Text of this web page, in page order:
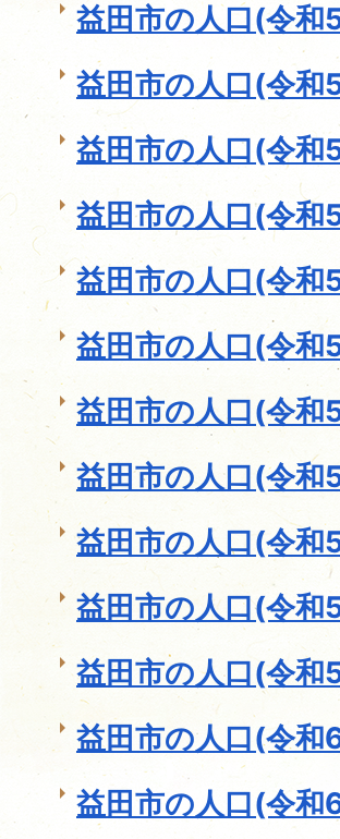
益田市の人口(令和
益田市の人口(令和
益田市の人口(令和
益田市の人口(令和
益田市の人口(令和
益田市の人口(令和
益田市の人口(令和
益田市の人口(令和
益田市の人口(令和
益田市の人口(令和
益田市の人口(令和
益田市の人口(令和
益田市の人口(令和